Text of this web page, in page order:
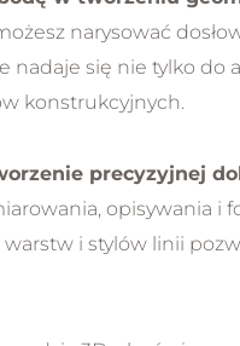
narysować
nadaje się nie tylko do
konstrukcyjnych.
precyzyjnej
opisywania i
i stylów linii